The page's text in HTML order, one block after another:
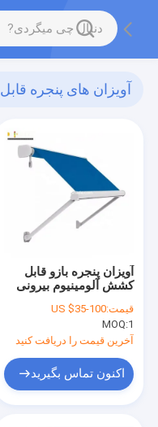
آویزان های پنجره
آویزان پنجره بازو قابل
کشش آلومینیوم بیرونی
قیمت:US $35-100
MOQ:1
آخرین قیمت را دریافت کنید
اکنون تماس بگیرید